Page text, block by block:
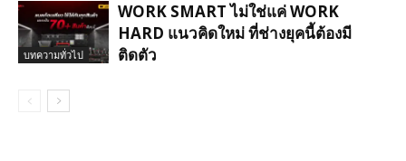
บทความทั่วไป
WORK SMART ไม่ใช่แค่ WORK
HARD แนวคิดใหม่ ที่ช่างยุคนี้ต้องมี
ติดตัว